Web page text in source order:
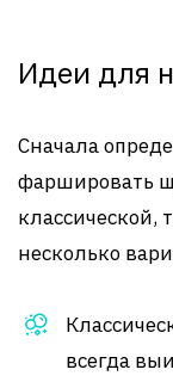
Идеи для
Сначала
фаршировать
классической,
несколько
всегда